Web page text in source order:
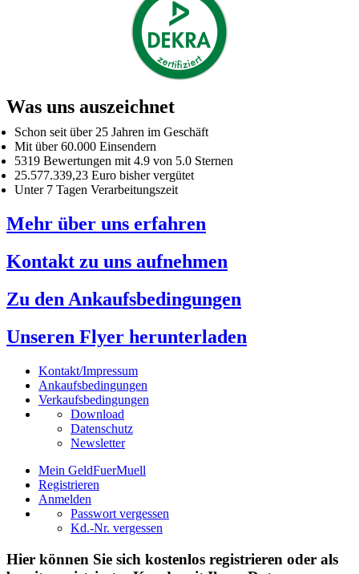
Was uns auszeichnet
Schon seit über 25 Jahren im Geschäft
Mit über 60.000 Einsendern
5319 Bewertungen mit 4.9 von 5.0 Sternen
25.577.339,23 Euro bisher vergütet
Unter 7 Tagen Verarbeitungszeit
Mehr über uns erfahren
Kontakt zu uns aufnehmen
Zu den Ankaufsbedingungen
Unseren Flyer herunterladen
Kontakt/Impressum
Ankaufsbedingungen
Verkaufsbedingungen
Download
Datenschutz
Newsletter
Mein GeldFuerMuell
Registrieren
Anmelden
Passwort vergessen
Kd.-Nr. vergessen
Hier können Sie sich kostenlos registrieren oder als